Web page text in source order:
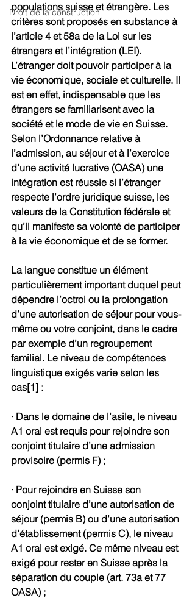
Droit de la construction
populations suisse et étrangère. Les
critères sont proposés en substance à
l’article 4 et 58a de la Loi sur les
étrangers et l’intégration (LEI).
L’étranger doit pouvoir participer à la
vie économique, sociale et culturelle. Il
est en effet, indispensable que les
étrangers se familiarisent avec la
société et le mode de vie en Suisse.
Selon l’Ordonnance relative à
l’admission, au séjour et à l’exercice
d’une activité lucrative (OASA) une
intégration est réussie si l’étranger
respecte l’ordre juridique suisse, les
valeurs de la Constitution fédérale et
qu’il manifeste sa volonté de participer
à la vie économique et de se former.
La langue constitue un élément
particulièrement important duquel peut
dépendre l’octroi ou la prolongation
d’une autorisation de séjour pour vous-
même ou votre conjoint, dans le cadre
par exemple d’un regroupement
familial. Le niveau de compétences
linguistique exigés varie selon les
cas[1] :
· Dans le domaine de l’asile, le niveau
A1 oral est requis pour rejoindre son
conjoint titulaire d’une admission
provisoire (permis F) ;
· Pour rejoindre en Suisse son
conjoint titulaire d’une autorisation de
séjour (permis B) ou d’une autorisation
d’établissement (permis C), le niveau
A1 oral est exigé. Ce même niveau est
exigé pour rester en Suisse après la
séparation du couple (art. 73a et 77
OASA) ;